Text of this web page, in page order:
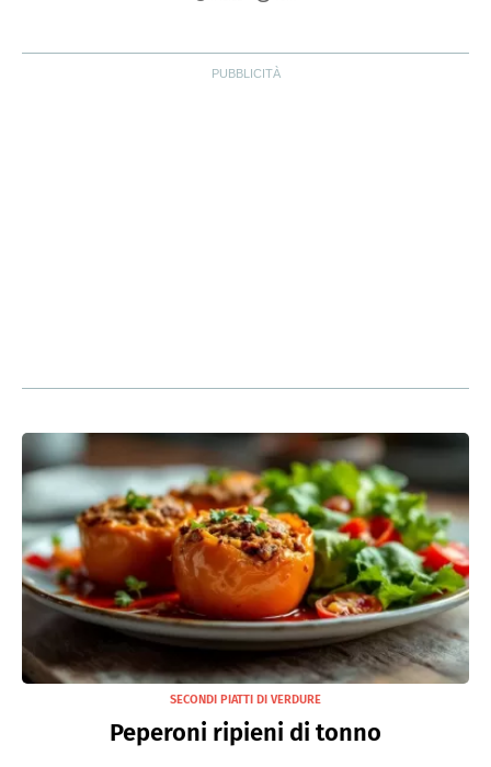
SECONDI PIATTI DI VERDURE
Peperoni ripieni di tonno